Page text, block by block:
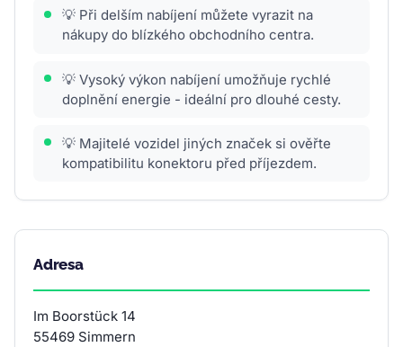
💡 Při delším nabíjení můžete vyrazit na
nákupy do blízkého obchodního centra.
💡 Vysoký výkon nabíjení umožňuje rychlé
doplnění energie - ideální pro dlouhé cesty.
💡 Majitelé vozidel jiných značek si ověřte
kompatibilitu konektoru před příjezdem.
Adresa
Im Boorstück 14
55469 Simmern